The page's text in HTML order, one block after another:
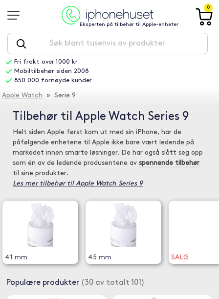
Eksperten på tilbehør til Apple-enheter
0
Fri frakt over 1000 kr
Mobiltilbehør siden 2008
850 000 fornøyde kunder
Apple Watch » Serie 9
Tilbehør til Apple Watch Series 9
Helt siden Apple først kom ut med sin iPhone, har de
påfølgende enhetene til Apple ikke bare vært ledende på
markedet innen smarte løsninger. De har også slått seg opp
som én av de ledende produsentene av spennende tilbehør
til sine produkter.
Les mer tilbehør til Apple Watch Series 9
41 mm 45 mm SALG
Populære produkter (30 av totalt 101)